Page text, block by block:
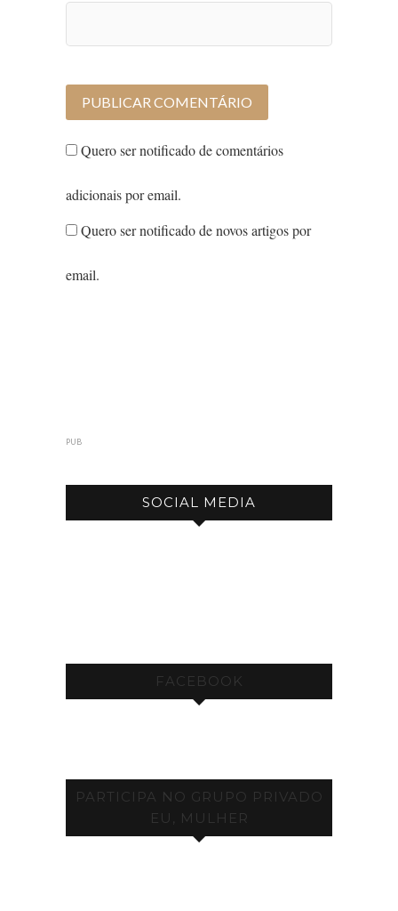
Quero ser notificado de comentários
adicionais por email.
Quero ser notificado de novos artigos por
email.
PUB
SOCIAL MEDIA
FACEBOOK
PARTICIPA NO GRUPO PRIVADO
EU, MULHER